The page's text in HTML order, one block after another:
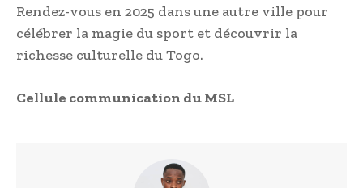
Rendez-vous en 2025 dans une autre ville pour
célébrer la magie du sport et découvrir la
richesse culturelle du Togo.
Cellule communication du MSL